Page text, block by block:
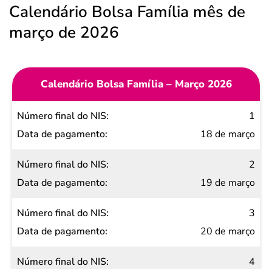
Calendário Bolsa Família mês de
março de 2026
Calendário Bolsa Família – Março 2026
Número
final do
Data de
pagamento
1
18 de março
2
19 de março
3
20 de março
4